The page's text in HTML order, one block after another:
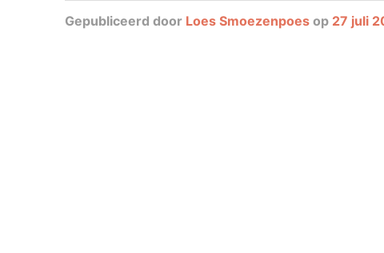
Gepubliceerd door Loes Smoezenpoes op 27 juli